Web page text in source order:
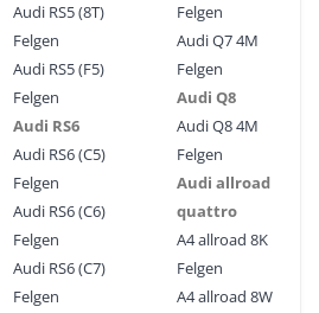
Audi RS5 (8T)
Felgen
Audi RS5 (F5)
Felgen
Audi RS6
Audi RS6 (C5)
Felgen
Audi RS6 (C6)
Felgen
Audi RS6 (C7)
Felgen
Felgen
Audi Q7 4M
Felgen
Audi Q8
Audi Q8 4M
Felgen
Audi allroad
quattro
A4 allroad 8K
Felgen
A4 allroad 8W